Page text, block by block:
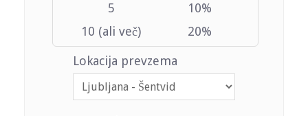
5
10%
10 (ali več)
20%
Lokacija prevzema